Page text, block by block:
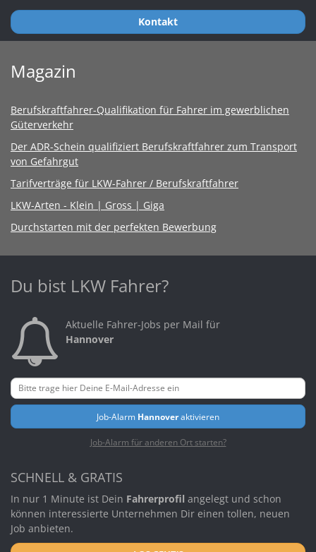
Kontakt
Magazin
Berufskraftfahrer-Qualifikation für Fahrer im gewerblichen
Güterverkehr
Der ADR-Schein qualifiziert Berufskraftfahrer zum Transport
von Gefahrgut
Tarifverträge für LKW-Fahrer / Berufskraftfahrer
LKW-Arten - Klein | Gross | Giga
Durchstarten mit der perfekten Bewerbung
Du bist LKW Fahrer?
Aktuelle Fahrer-Jobs per Mail für
Hannover
Job-Alarm Hannoveraktivieren
Job-Alarm für anderen Ort starten?
SCHNELL & GRATIS
In nur 1 Minute ist Dein Fahrerprofil angelegt und schon
können interessierte Unternehmen Dir einen tollen, neuen
Job anbieten.